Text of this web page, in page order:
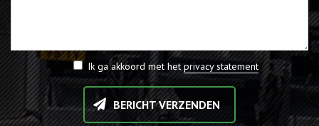
Ik ga akkoord met hetprivacy statement
BERICHT VERZENDEN